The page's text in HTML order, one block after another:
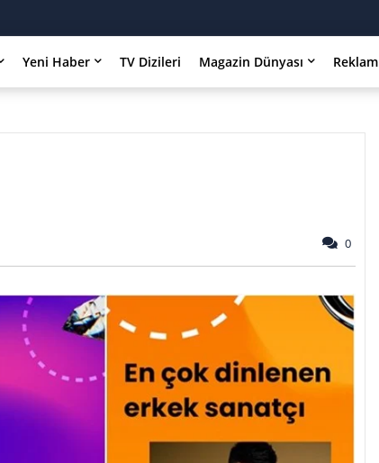
Yeni Haber TV Dizileri Magazin Dünyası Reklam
0